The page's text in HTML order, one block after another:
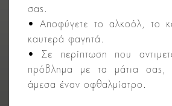
σας.
• Αποφύγετε το αλκοόλ, το
καυτερά φαγητά.
• Σε περίπτωση που
πρόβλημα με τα μάτια σας,
άμεσα έναν οφθαλμίατρο.